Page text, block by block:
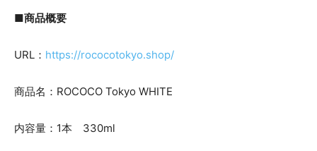
■商品概要
URL： https://rococotokyo.shop/
商品名：ROCOCO Tokyo WHITE
内容量：1本 330ml